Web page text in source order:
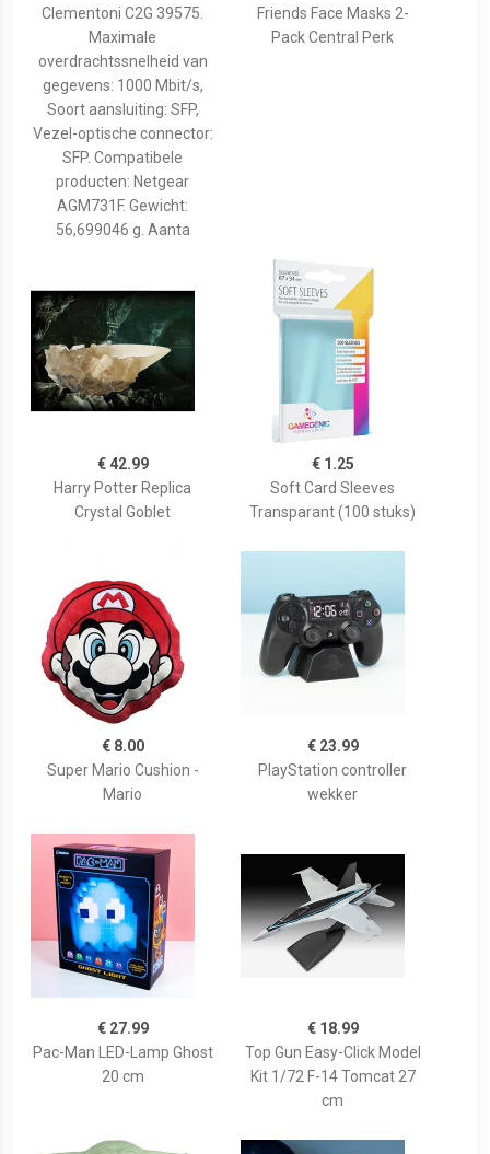
Clementoni C2G 39575.
Maximale
overdrachtssnelheid van
gegevens: 1000 Mbit/s,
Soort aansluiting: SFP,
Vezel-optische connector:
SFP. Compatibele
producten: Netgear
AGM731F. Gewicht:
56,699046 g. Aanta
Friends Face Masks 2-
Pack Central Perk
€ 42.99
Harry Potter Replica
Crystal Goblet
€ 1.25
Soft Card Sleeves
Transparant (100 stuks)
€ 8.00
Super Mario Cushion -
Mario
€ 23.99
PlayStation controller
wekker
€ 27.99
Pac-Man LED-Lamp Ghost
20 cm
€ 18.99
Top Gun Easy-Click Model
Kit 1/72 F-14 Tomcat 27
cm